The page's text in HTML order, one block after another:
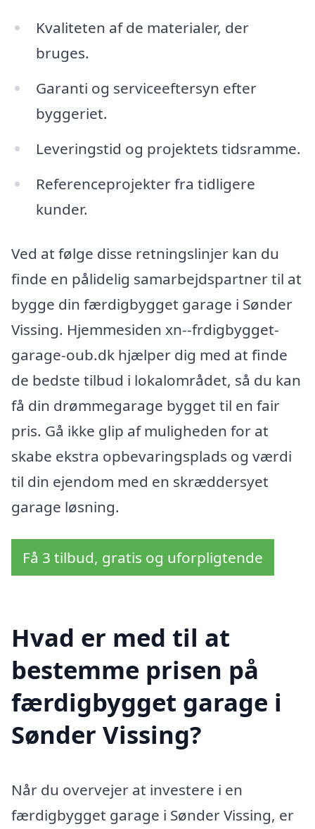
Kvaliteten af de materialer, der
bruges.
Garanti og serviceeftersyn efter
byggeriet.
Leveringstid og projektets tidsramme.
Referenceprojekter fra tidligere
kunder.
Ved at følge disse retningslinjer kan du
finde en pålidelig samarbejdspartner til at
bygge din færdigbygget garage i Sønder
Vissing. Hjemmesiden xn--frdigbygget-
garage-oub.dk hjælper dig med at finde
de bedste tilbud i lokalområdet, så du kan
få din drømmegarage bygget til en fair
pris. Gå ikke glip af muligheden for at
skabe ekstra opbevaringsplads og værdi
til din ejendom med en skræddersyet
garage løsning.
Få 3 tilbud, gratis og uforpligtende
Hvad er med til at
bestemme prisen på
færdigbygget garage i
Sønder Vissing?
Når du overvejer at investere i en
færdigbygget garage i Sønder Vissing, er